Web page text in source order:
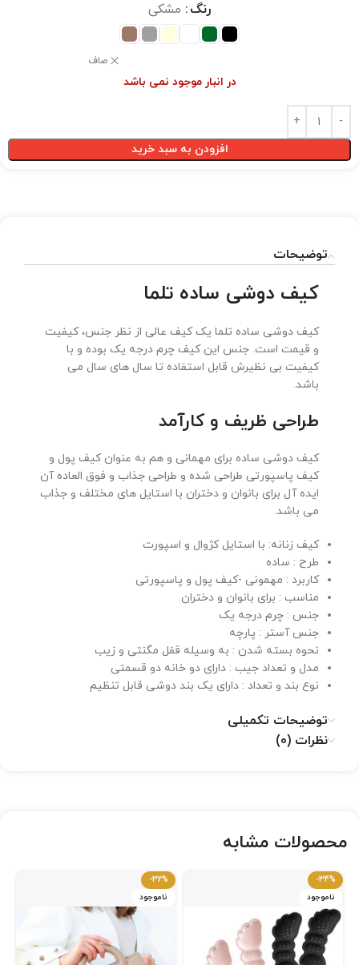
رنگ مشکی
صاف
در انبار موجود نمی باشد
افزودن به سبد خرید
توضیحات
کیف دوشی ساده تلما
کیف دوشی ساده تلما یک کیف عالی از نظر جنس، کیفیت
و قیمت است. جنس این کیف چرم درجه یک بوده و با
کیفیت بی نظیرش قابل استفاده تا سال های سال می
باشد.
طراحی ظریف و کارآمد
کیف دوشی ساده برای مهمانی و هم به عنوان کیف پول و
کیف پاسپورتی طراحی شده و طراحی جذاب و فوق العاده آن
ایده آل برای بانوان و دختران با استایل های مختلف و جذاب
می باشد.
کیف زنانه: با استایل کژوال و اسپورت
طرح : ساده
کاربرد : مهمونی -کیف پول و پاسپورتی
مناسب : برای بانوان و دختران
جنس : چرم درجه یک
جنس آستر : پارچه
نحوه بسته شدن : به وسیله قفل مگنتی و زیب
مدل و تعداد جیب : دارای دو خانه دو قسمتی
نوع بند و تعداد : دارای یک بند دوشی قابل تنظیم
توضیحات تکمیلی
نظرات (0)
محصولات مشابه
-34%
ناموجود
-32%
ناموجود